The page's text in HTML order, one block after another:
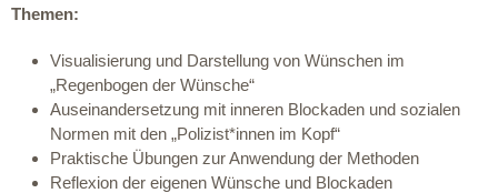
Themen:
Visualisierung und Darstellung von Wünschen im
„Regenbogen der Wünsche“
Auseinandersetzung mit inneren Blockaden und sozialen
Normen mit den „Polizist*innen im Kopf“
Praktische Übungen zur Anwendung der Methoden
Reflexion der eigenen Wünsche und Blockaden